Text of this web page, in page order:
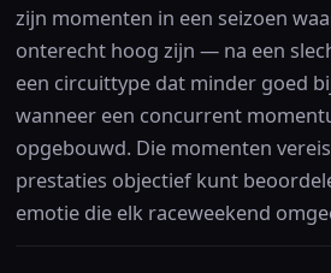
zijn momenten in een seizoen
onterecht hoog zijn — na een
een circuittype dat minder goed
wanneer een concurrent
opgebouwd. Die momenten
prestaties objectief kunt
emotie die elk raceweekend